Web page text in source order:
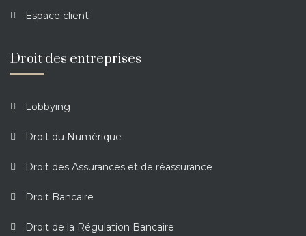
Espace client
Droit des entreprises
Lobbying
Droit du Numérique
Droit des Assurances et de réassurance
Droit Bancaire
Droit de la Régulation Bancaire